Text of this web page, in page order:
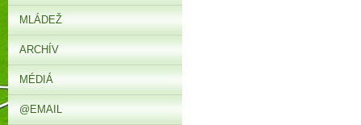
MLÁDEŽ
ARCHÍV
MÉDIÁ
@EMAIL